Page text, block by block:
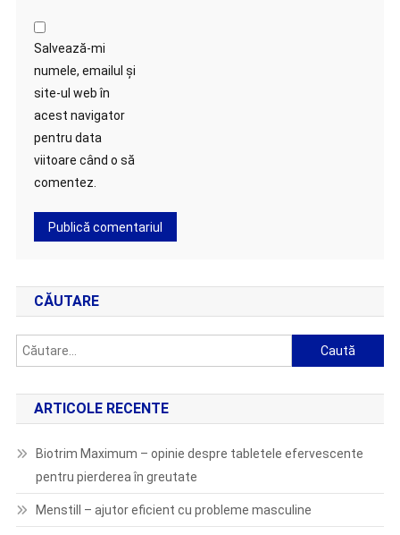
Salvează-mi
numele, emailul și
site-ul web în
acest navigator
pentru data
viitoare când o să
comentez.
CĂUTARE
Caută
după:
ARTICOLE RECENTE
Biotrim Maximum – opinie despre tabletele efervescente
pentru pierderea în greutate
Menstill – ajutor eficient cu probleme masculine